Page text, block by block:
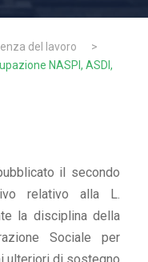
del lavoro
>
NASPI, ASDI,
il secondo
relativo alla L.
la disciplina della
Sociale per